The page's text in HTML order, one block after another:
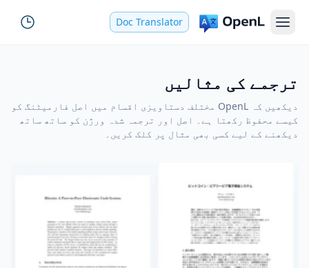
Doc Translator
ترجمے کی مثالیں
دیکھیں کہ OpenL مختلف دستاویزی اقسام میں اصل فارمیٹنگ کو
کیسے محفوظ رکھتا ہے۔ اصل اور ترجمہ شدہ ورژن کو ساتھ ساتھ
دیکھنے کے لیے کسی بھی مثال پر کلک کریں۔